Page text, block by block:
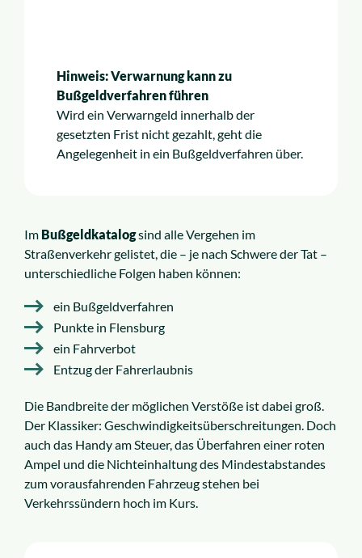
Hinweis: Verwarnung kann zu
Bußgeldverfahren führen
Wird ein Verwarngeld innerhalb der
gesetzten Frist nicht gezahlt, geht die
Angelegenheit in ein Bußgeldverfahren über.
Im Bußgeldkatalogsind alle Vergehen im
Straßenverkehr gelistet, die – je nach Schwere der Tat –
unterschiedliche Folgen haben können:
ein Bußgeldverfahren
Punkte in Flensburg
ein Fahrverbot
Entzug der Fahrerlaubnis
Die Bandbreite der möglichen Verstöße ist dabei groß.
Der Klassiker: Geschwindigkeitsüberschreitungen. Doch
auch das Handy am Steuer, das Überfahren einer roten
Ampel und die Nichteinhaltung des Mindestabstandes
zum vorausfahrenden Fahrzeug stehen bei
Verkehrssündern hoch im Kurs.